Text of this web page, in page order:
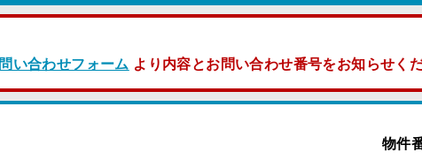
い合わせフォーム より内容とお問い合わせ番号をお知らせくだ
物件